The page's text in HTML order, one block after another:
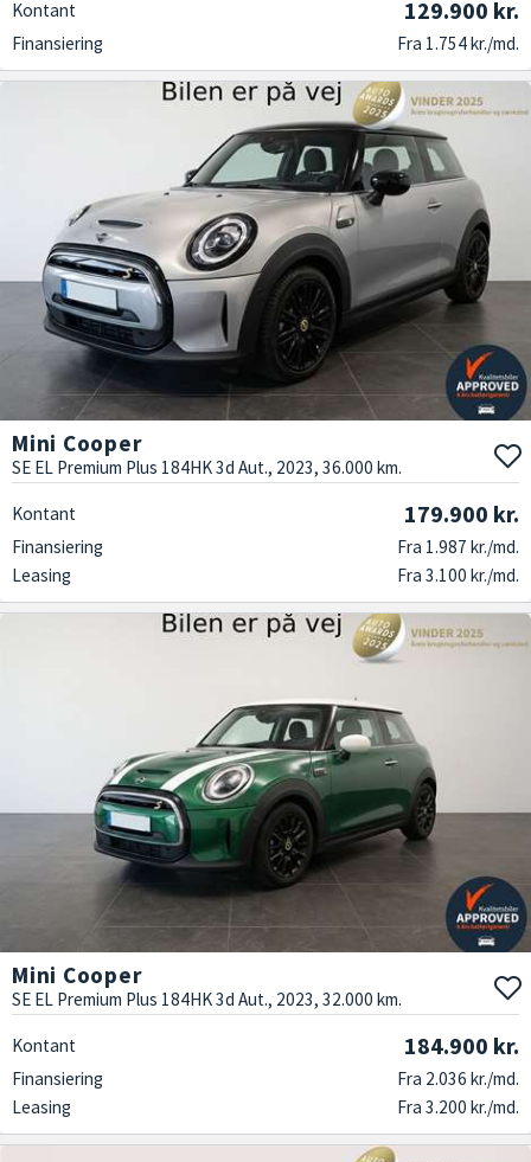
Kontant 129.900 kr.
Finansiering Fra 1.754 kr./md.
Mini Cooper
SE EL Premium Plus 184HK 3d Aut., 2023, 36.000 km.
Kontant 179.900 kr.
Finansiering
Fra 1.987 kr./md.
Leasing
Fra 3.100 kr./md.
Mini Cooper
SE EL Premium Plus 184HK 3d Aut., 2023, 32.000 km.
Kontant 184.900 kr.
Finansiering
Fra 2.036 kr./md.
Leasing
Fra 3.200 kr./md.